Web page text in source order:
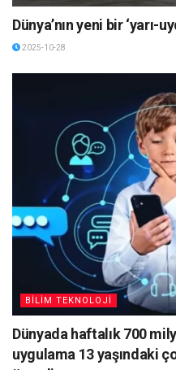
Dünya’nın yeni bir ‘yarı-
2025-10-28
BİLİM TEKNOLOJİ
Dünyada haftalık 700
uygulama 13 yaşındaki